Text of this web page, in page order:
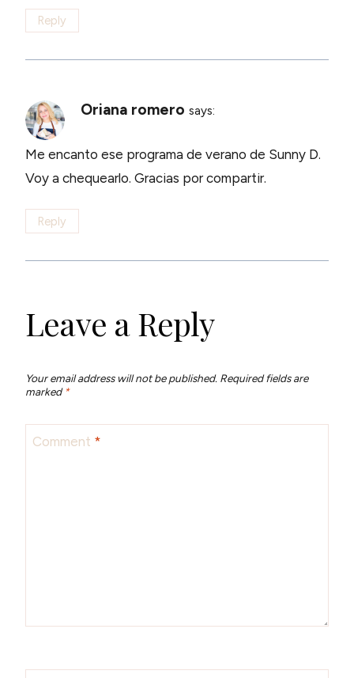
Reply
Oriana romero says:
Me encanto ese programa de verano de Sunny D.
Voy a chequearlo. Gracias por compartir.
Reply
Leave a Reply
Your email address will not be published. Required fields are
marked *
Comment *